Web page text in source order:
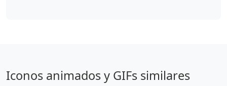
Iconos animados y GIFs similares